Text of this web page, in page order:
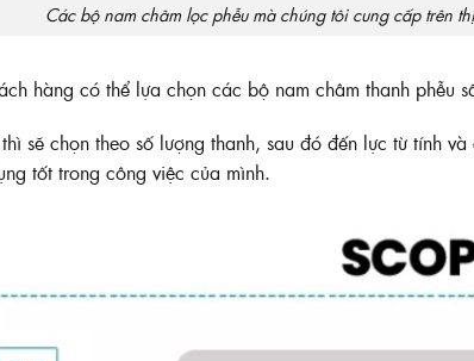
Các bộ nam châm lọc phễu mà chúng tôi cung cấp trên
hàng có thể lựa chọn các bộ nam châm thanh phễu
sẽ chọn theo số lượng thanh, sau đó đến lực từ tính
tốt trong công việc của mình.